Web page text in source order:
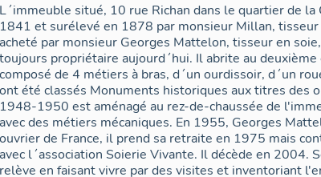
L´immeuble situé, 10 rue Richan dans le quartier de
1841 et surélevé en 1878 par monsieur Millan,
acheté par monsieur Georges Mattelon, tisseur en
toujours propriétaire aujourd´hui. Il abrite au
composé de 4 métiers à bras, d´un ourdissoir, d´un
ont été classés Monuments historiques aux titres des
1948-1950 est aménagé au rez-de-chaussée de
avec des métiers mécaniques. En 1955, Georges Mattelon, tisseur, est promu meilleur
ouvrier de France, il prend sa retraite en 1975 mais
avec l´association Soierie Vivante. Il décède en 2004.
relève en faisant vivre par des visites et inventoriant